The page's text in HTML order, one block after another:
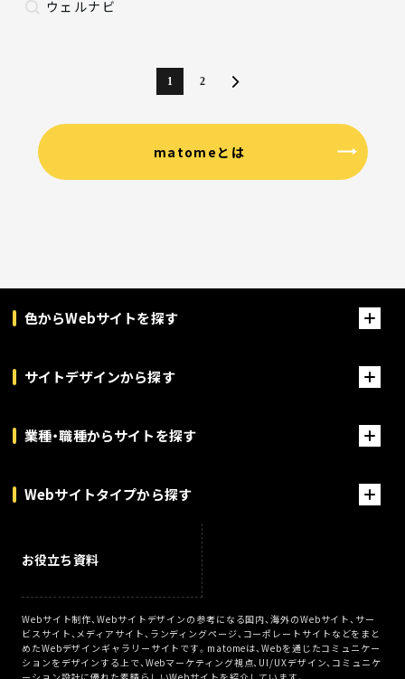
ウェルナビ
1 2
matomeとは
色からWebサイトを探す
サイトデザインから探す
業種・職種からサイトを探す
Webサイトタイプから探す
お役立ち資料
Webサイト制作、Webサイトデザインの参考になる国内、海外のWebサイト、サー
ビスサイト、メディアサイト、ランディングページ、コーポレートサイトなどをまと
めたWebデザインギャラリーサイトです。matomeは、Webを通じたコミュニケー
ションをデザインする上で、Webマーケティング視点、UI/UXデザイン、コミュニケ